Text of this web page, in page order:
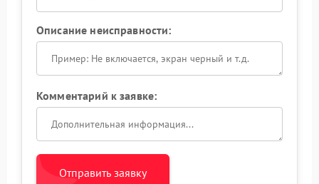
Описание неисправности:
Комментарий к заявке:
Отправить заявку